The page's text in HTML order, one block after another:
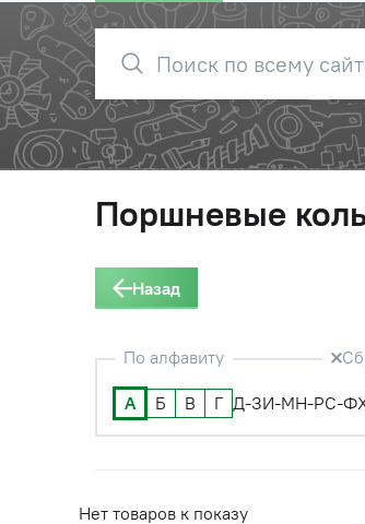
Поршневые
Назад
По алфавиту
А Б В Г Д-ЗИ-МН-РС-Ф
Нет товаров к показу